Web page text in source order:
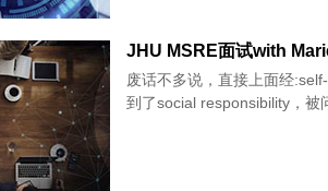
JHU MSRE面试with
废话不多说，直接上面经
到了social responsibility，被